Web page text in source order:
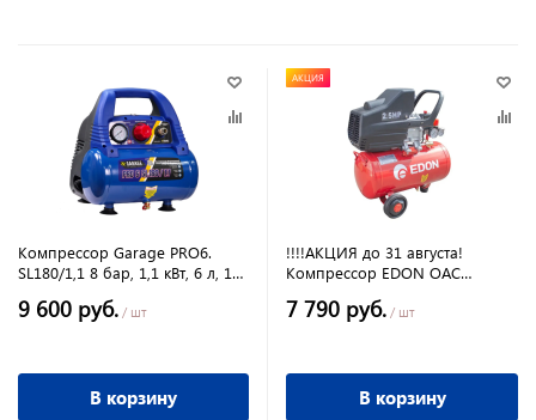
Компрессор Garage PRO6.
SL180/1,1 8 бар, 1,1 кВт, 6 л, 180
9 600 руб. / шт
В корзину
АКЦИЯ
!!!!АКЦИЯ до 31 августа!
Компрессор EDON OAC
7 790 руб. / шт
В корзину